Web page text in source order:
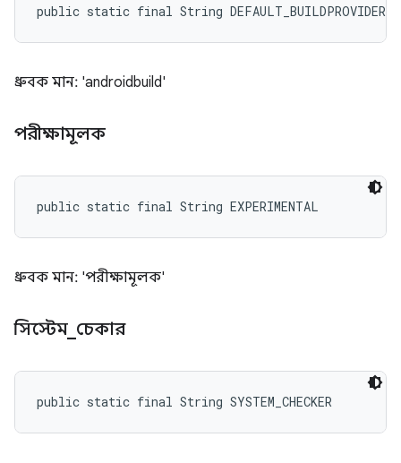
public static final String DEFAULT_BUILDPROVIDER
ধ্রুবক মান: 'androidbuild'
পরীক্ষামূলক
public static final String EXPERIMENTAL
ধ্রুবক মান: 'পরীক্ষামূলক'
সিস্টেম_ চেকার
public static final String SYSTEM_CHECKER